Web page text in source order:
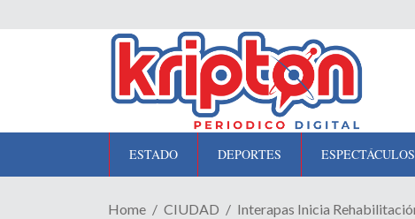
ESTADO DEPORTES ESPECTÁCULOS
Home CIUDAD Interapas Inicia